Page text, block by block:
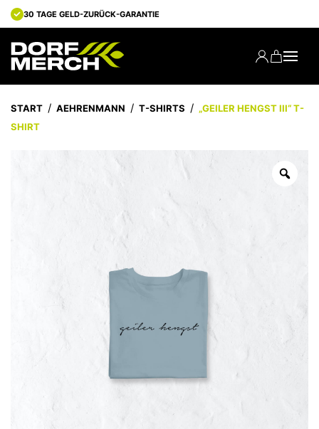
30 TAGE GELD-ZURÜCK-GARANTIE
START AEHRENMANN T-SHIRTS
„GEILER HENGST III“ T-
SHIRT